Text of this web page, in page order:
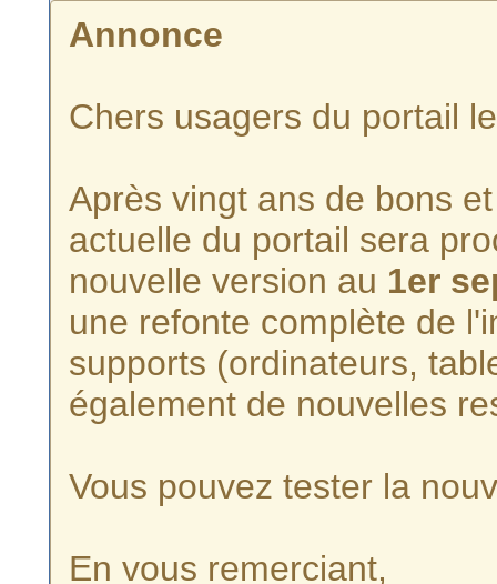
Annonce
Chers usagers du portail
Après vingt ans de bons
actuelle du portail sera
nouvelle version au 1er
une refonte complète de
supports (ordinateurs,
également de nouvelles
Vous pouvez tester la
En vous remerciant,